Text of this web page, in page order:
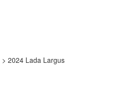
> 2024 Lada Largus